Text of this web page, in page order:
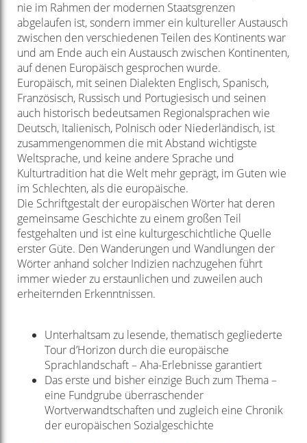
nie im Rahmen der modernen Staatsgrenzen
abgelaufen ist, sondern immer ein kultureller Austausch
zwischen den verschiedenen Teilen des Kontinents war
und am Ende auch ein Austausch zwischen Kontinenten,
auf denen Europäisch gesprochen wurde.
Europäisch, mit seinen Dialekten Englisch, Spanisch,
Französisch, Russisch und Portugiesisch und seinen
auch historisch bedeutsamen Regionalsprachen wie
Deutsch, Italienisch, Polnisch oder Niederländisch, ist
zusammengenommen die mit Abstand wichtigste
Weltsprache, und keine andere Sprache und
Kulturtradition hat die Welt mehr geprägt, im Guten wie
im Schlechten, als die europäische.
Die Schriftgestalt der europäischen Wörter hat deren
gemeinsame Geschichte zu einem großen Teil
festgehalten und ist eine kulturgeschichtliche Quelle
erster Güte. Den Wanderungen und Wandlungen der
Wörter anhand solcher Indizien nachzugehen führt
immer wieder zu erstaunlichen und zuweilen auch
erheiternden Erkenntnissen.
Unterhaltsam zu lesende, thematisch gegliederte
Tour d’Horizon durch die europäische
Sprachlandschaft – Aha-Erlebnisse garantiert
Das erste und bisher einzige Buch zum Thema –
eine Fundgrube überraschender
Wortverwandtschaften und zugleich eine Chronik
der europäischen Sozialgeschichte